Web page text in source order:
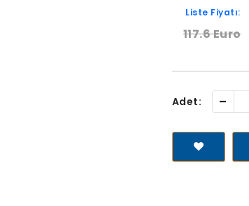
Liste Fiyatı:
117.6 Euro
Adet: -